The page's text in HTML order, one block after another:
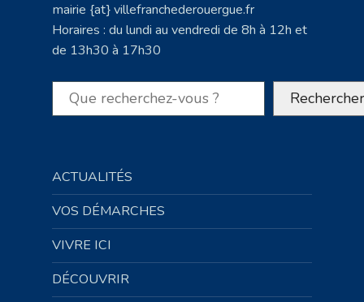
mairie {at} villefranchederouergue.fr
Horaires : du lundi au vendredi de 8h à 12h et
de 13h30 à 17h30
Rechercher Rechercher
ACTUALITÉS
VOS DÉMARCHES
VIVRE ICI
DÉCOUVRIR